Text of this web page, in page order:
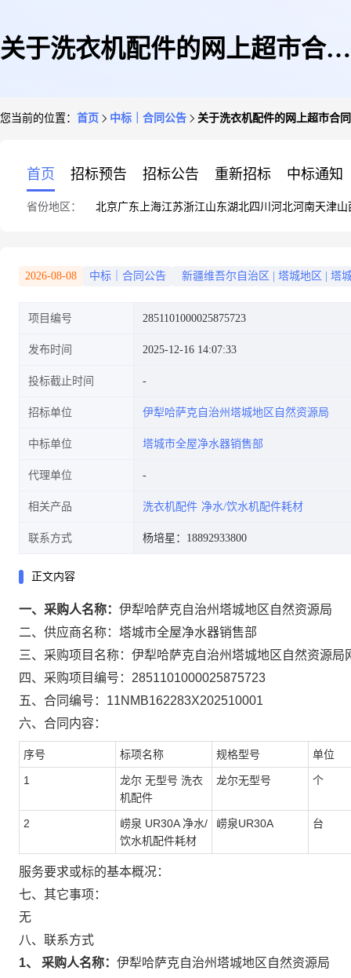
关于洗衣机配件的网上超市合同
您当前的位置： 首页 中标｜合同公告 关于洗衣机配件的网上超市合
首页 招标预告 招标公告 重新招标 中标通知
省份地区： 北京广东 上海江苏浙江山东湖北四川 河北河南天津山
2026-08-08 中标｜合同公告 新疆维吾尔自治区 塔城地区 塔
项目编号 2851101000025875723
发布时间 2025-12-16 14:07:33
投标截止时间
招标单位 伊犁哈萨克自治州塔城地区自然资源局
中标单位 塔城市全屋净水器销售部
代理单位
相关产品 洗衣机配件 净水/饮水机配件耗材
联系方式 杨培星：18892933800
正文内容
一、采购人名称： 伊犁哈萨克自治州塔城地区自然资源局
二、供应商名称： 塔城市全屋净水器销售部
三、采购项目名称： 伊犁哈萨克自治州塔城地区自然资源局
四、采购项目编号： 2851101000025875723
五、合同编号： 11NMB162283X202510001
六、合同内容：
序号 标项名称 规格型号 单位
1
龙尔 无型号 洗衣
机配件
龙尔无型号 个
2
崂泉 UR30A 净水/
饮水机配件耗材
崂泉UR30A 台
服务要求或标的基本概况：
七、其它事项：
无
八、联系方式
1、 采购人名称： 伊犁哈萨克自治州塔城地区自然资源局